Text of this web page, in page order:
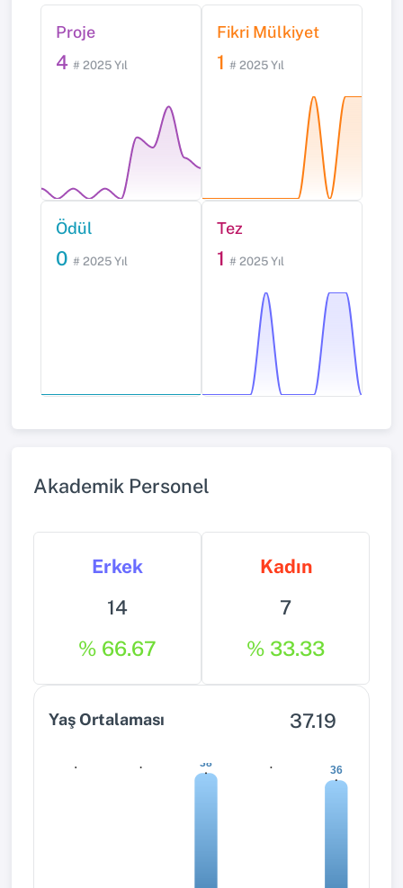
Proje
4 # 2025 Yıl
Fikri Mülkiyet
1 # 2025 Yıl
Ödül
0 # 2025 Yıl
Tez
1 # 2025 Yıl
Akademik Personel
Erkek
14
% 66.67
Kadın
7
% 33.33
Yaş Ortalaması 37.19
38
36